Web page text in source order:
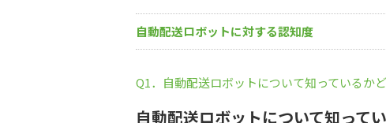
自動配送ロボットに対する認知度
Q1．自動配送ロボットについて知っているか
自動配送ロボットについて知って